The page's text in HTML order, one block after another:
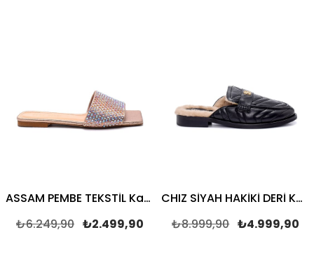
ASSAM PEMBE TEKSTİL Kadın DÜZ TERLİK
₺2.499,90
₺6.249,90
CHIZ SİYAH HAKİKİ DERİ Kadın DÜZ TERLİK
₺4.999,90
₺8.999,90